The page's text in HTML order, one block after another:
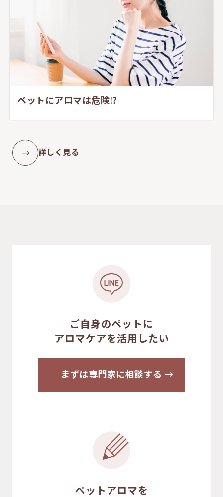
ペットにアロマは危険⁉︎
詳しく見る
ご自身のペットに
アロマケアを活用したい
まずは専門家に相談する
ペットアロマを